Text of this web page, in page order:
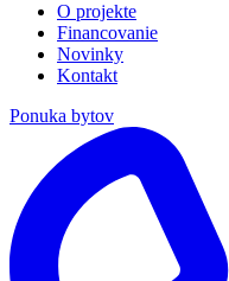
O projekte
Financovanie
Novinky
Kontakt
Ponuka bytov